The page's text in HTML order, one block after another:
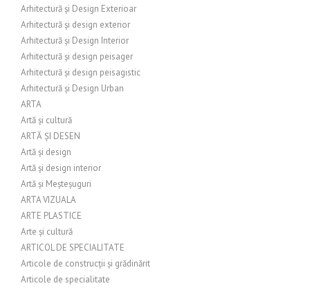
Arhitectură și Design Exterioar
Arhitectură și design exterior
Arhitectură și Design Interior
Arhitectură și design peisager
Arhitectură și design peisagistic
Arhitectură și Design Urban
ARTA
Artă și cultură
ARTĂ ȘI DESEN
Artă și design
Artă și design interior
Artă și Meșteșuguri
ARTA VIZUALA
ARTE PLASTICE
Arte și cultură
ARTICOL DE SPECIALITATE
Articole de construcții și grădinărit
Articole de specialitate